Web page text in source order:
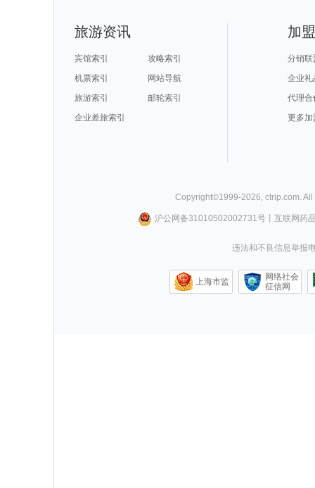
旅游资讯
宾馆索引
攻略索引
机票索引
网站导航
旅游索引
邮轮索引
企业差旅索引
加
分销联
企业礼
代理合
更多加
Copyright©1999-2026, ctrip.com.
沪公网备31010502002731号丨 互联网药
违法和不良信息举报
上海市监
网络社会
征信网